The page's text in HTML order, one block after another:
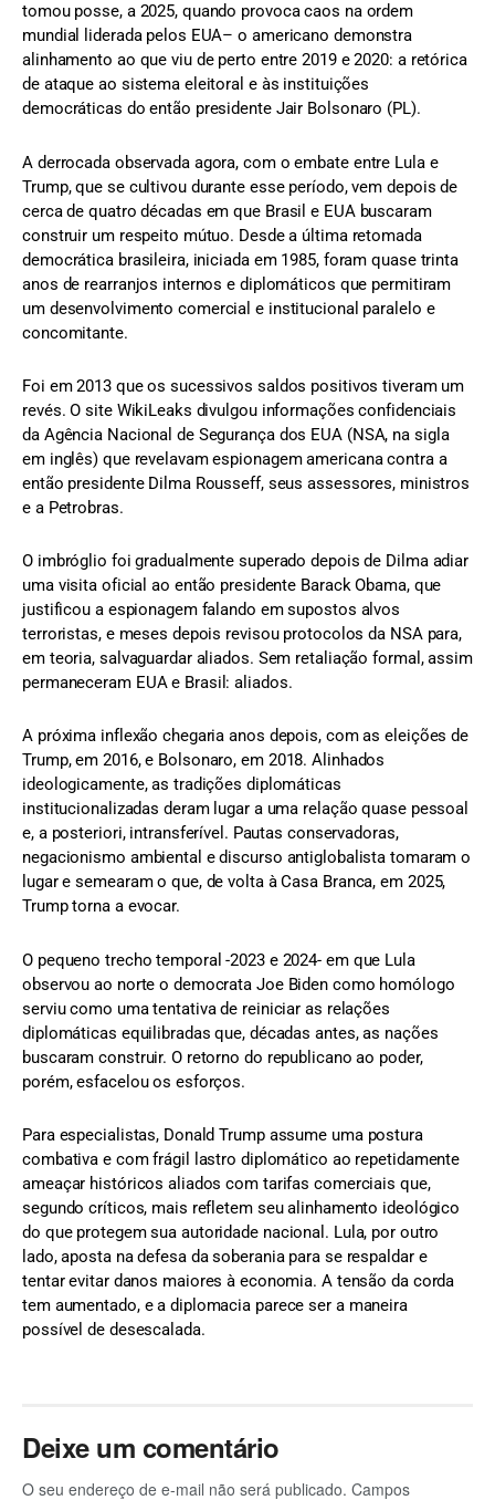
tomou posse, a 2025, quando provoca caos na ordem
mundial liderada pelos EUA– o americano demonstra
alinhamento ao que viu de perto entre 2019 e 2020: a retórica
de ataque ao sistema eleitoral e às instituições
democráticas do então presidente Jair Bolsonaro (PL).
A derrocada observada agora, com o embate entre Lula e
Trump, que se cultivou durante esse período, vem depois de
cerca de quatro décadas em que Brasil e EUA buscaram
construir um respeito mútuo. Desde a última retomada
democrática brasileira, iniciada em 1985, foram quase trinta
anos de rearranjos internos e diplomáticos que permitiram
um desenvolvimento comercial e institucional paralelo e
concomitante.
Foi em 2013 que os sucessivos saldos positivos tiveram um
revés. O site WikiLeaks divulgou informações confidenciais
da Agência Nacional de Segurança dos EUA (NSA, na sigla
em inglês) que revelavam espionagem americana contra a
então presidente Dilma Rousseff, seus assessores, ministros
e a Petrobras.
O imbróglio foi gradualmente superado depois de Dilma adiar
uma visita oficial ao então presidente Barack Obama, que
justificou a espionagem falando em supostos alvos
terroristas, e meses depois revisou protocolos da NSA para,
em teoria, salvaguardar aliados. Sem retaliação formal, assim
permaneceram EUA e Brasil: aliados.
A próxima inflexão chegaria anos depois, com as eleições de
Trump, em 2016, e Bolsonaro, em 2018. Alinhados
ideologicamente, as tradições diplomáticas
institucionalizadas deram lugar a uma relação quase pessoal
e, a posteriori, intransferível. Pautas conservadoras,
negacionismo ambiental e discurso antiglobalista tomaram o
lugar e semearam o que, de volta à Casa Branca, em 2025,
Trump torna a evocar.
O pequeno trecho temporal -2023 e 2024- em que Lula
observou ao norte o democrata Joe Biden como homólogo
serviu como uma tentativa de reiniciar as relações
diplomáticas equilibradas que, décadas antes, as nações
buscaram construir. O retorno do republicano ao poder,
porém, esfacelou os esforços.
Para especialistas, Donald Trump assume uma postura
combativa e com frágil lastro diplomático ao repetidamente
ameaçar históricos aliados com tarifas comerciais que,
segundo críticos, mais refletem seu alinhamento ideológico
do que protegem sua autoridade nacional. Lula, por outro
lado, aposta na defesa da soberania para se respaldar e
tentar evitar danos maiores à economia. A tensão da corda
tem aumentado, e a diplomacia parece ser a maneira
possível de desescalada.
Deixe um comentário
O seu endereço de e-mail não será publicado. Campos